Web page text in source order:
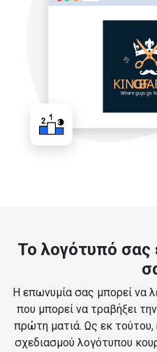
Το λογότυπό σας
Η επωνυμία σας μπορεί να
που μπορεί να τραβήξει
πρώτη ματιά. Ως εκ
σχεδιασμού λογότυπου